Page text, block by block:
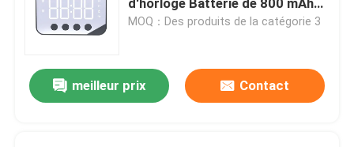
À propos de nous
Visite de l'usine
d'horloge Batterie de 800 mAh
avec 3-4 heures de jeu 3W
MOQ：Des produits de la catégorie 3
meilleur prix Contact